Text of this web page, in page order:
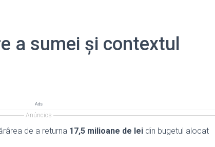
a sumei și contextul
Ads
Anúncios
de a returna 17,5 milioane de lei din bugetul alocat